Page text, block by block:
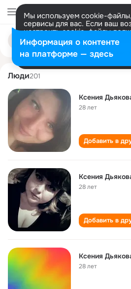
Мы используем cookie-
сервисы для вас. Если ваш
настроить cookie-файлы
представитель. Больше
Разрешить все Настроить
Поиск
людям
kseniya dyakova
Люди201
Ксения
28 лет
Добавить в
Ксения
28 лет
Добавить в
Ксения
28 лет
Информация о контенте
на платформе — здесь